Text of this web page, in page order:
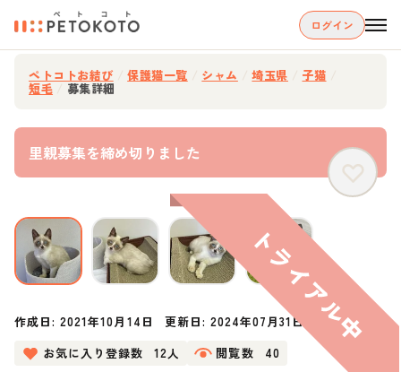
ログイン
ペトコトお結び 保護猫一覧 シャム 埼玉県 子猫
短毛 募集詳細
里親募集を締め切りました
作成日:2021年10月14日 更新日: 2024年07月31日
お気に入り登録数
12人 閲覧数 40